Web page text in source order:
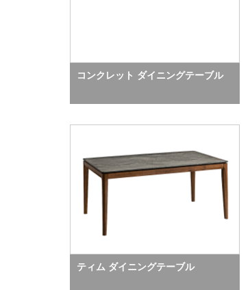
コンクレット ダイニングテーブル
ティム ダイニングテーブル